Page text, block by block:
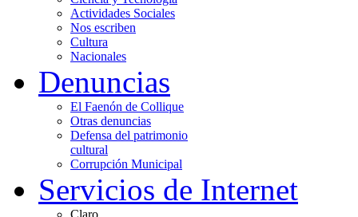
Actividades Sociales
Nos escriben
Cultura
Nacionales
Denuncias
El Faenón de Collique
Otras denuncias
Defensa del patrimonio
cultural
Corrupción Municipal
Servicios de Internet
Claro